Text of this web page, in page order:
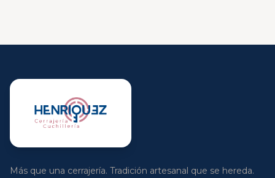
Más que una cerrajería. Tradición artesanal que se hereda.